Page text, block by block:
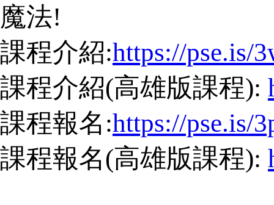
魔法!
課程介紹:https://pse.is/
課程介紹(高雄版課程):
課程報名:https://pse.is/
課程報名(高雄版課程):